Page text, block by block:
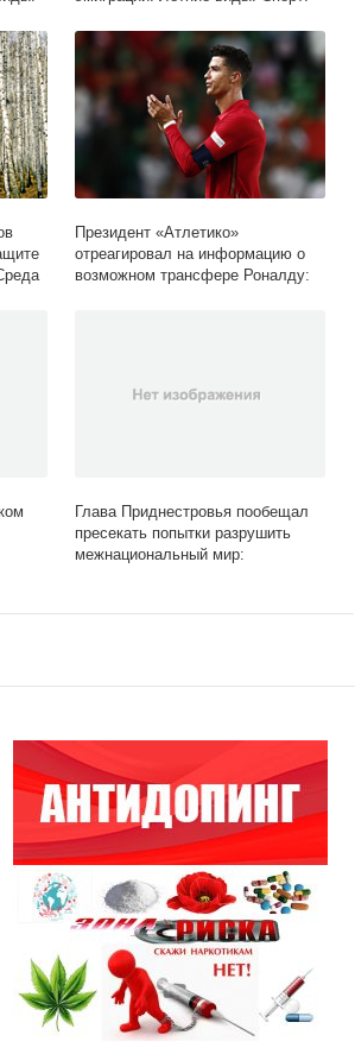
Президент «Атлетико»
отреагировал на информацию о
возможном трансфере Роналду:
Глава Приднестровья пообещал
пресекать попытки разрушить
межнациональный мир: